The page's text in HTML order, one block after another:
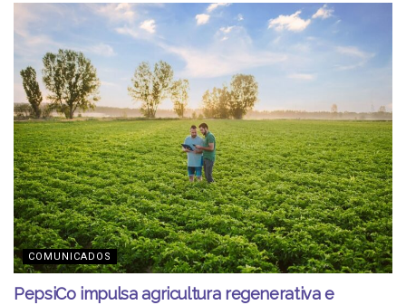
COMUNICADOS
PepsiCo impulsa agricultura regenerativa e